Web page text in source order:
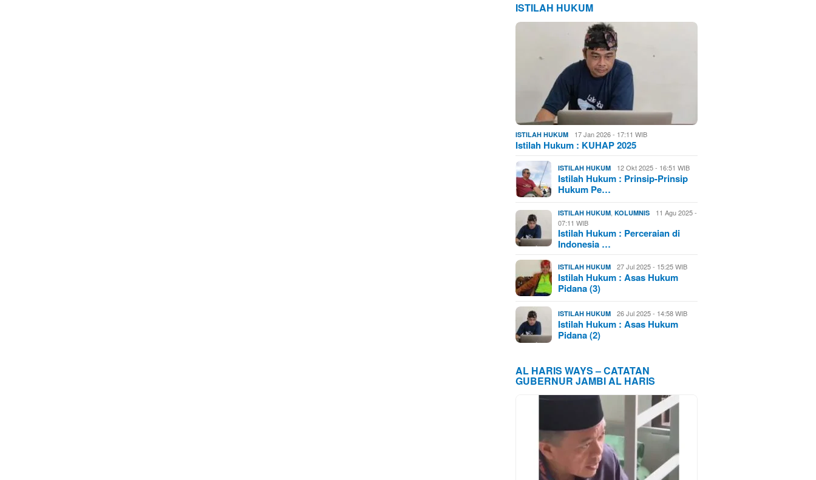
ISTILAH HUKUM
ISTILAH HUKUM 17 Jan 2026 - 17:11 WIB
Istilah Hukum : KUHAP 2025
ISTILAH HUKUM 12 Okt 2025 - 16:51 WIB
Istilah Hukum : Prinsip-Prinsip
Hukum Pe…
ISTILAH HUKUM ,KOLUMNIS
11 Agu 2025 -
07:11 WIB
Istilah Hukum : Perceraian di
Indonesia …
ISTILAH HUKUM 27 Jul 2025 - 15:25 WIB
Istilah Hukum : Asas Hukum
Pidana (3)
ISTILAH HUKUM 26 Jul 2025 - 14:58 WIB
Istilah Hukum : Asas Hukum
Pidana (2)
AL HARIS WAYS – CATATAN
GUBERNUR JAMBI AL HARIS